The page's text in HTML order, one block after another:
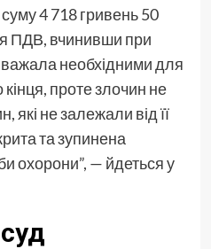
4 718 гривень 50
ПДВ, вчинивши при
необхідними для
проте злочин не
які не залежали від її
та зупинена
охорони”, — йдеться у